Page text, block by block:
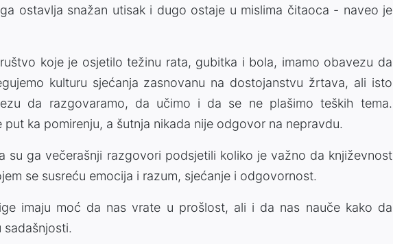
ostavlja snažan utisak i dugo ostaje u mislima čitaoca - naveo je
koje je osjetilo težinu rata, gubitka i bola, imamo obavezu da
kulturu sjećanja zasnovanu na dostojanstvu žrtava, ali isto
da razgovaramo, da učimo i da se ne plašimo teških tema.
put ka pomirenju, a šutnja nikada nije odgovor na nepravdu.
su ga večerašnji razgovori podsjetili koliko je važno da književnost
se susreću emocija i razum, sjećanje i odgovornost.
imaju moć da nas vrate u prošlost, ali i da nas nauče kako da
sadašnjosti.